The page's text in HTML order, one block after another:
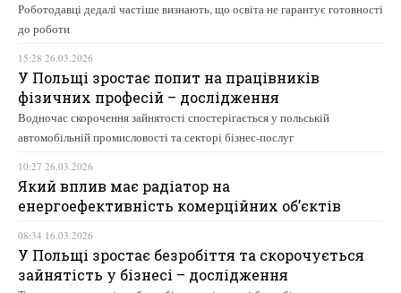
Роботодавці дедалі частіше визнають, що освіта не гарантує готовності
до роботи
15:28 26.03.2026
У Польщі зростає попит на працівників
фізичних професій – дослідження
Водночас скорочення зайнятості спостерігається у польській
автомобільній промисловості та секторі бізнес-послуг
10:27 26.03.2026
Який вплив має радіатор на
енергоефективність комерційних об’єктів
08:34 16.03.2026
У Польщі зростає безробіття та скорочується
зайнятість у бізнесі – дослідження